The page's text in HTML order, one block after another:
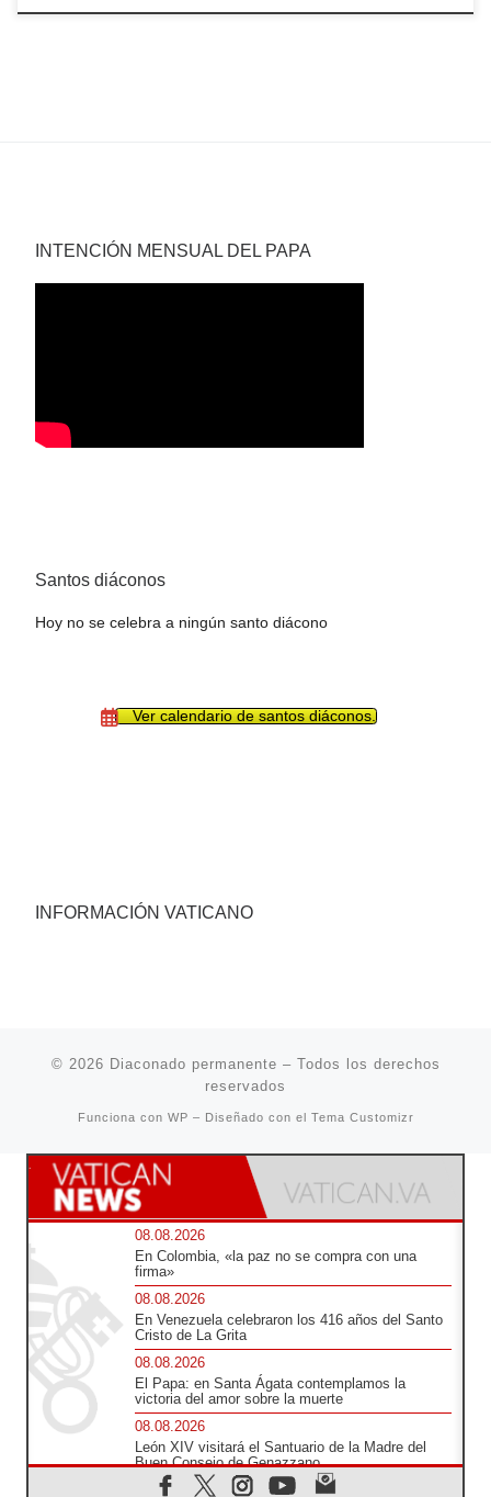
INTENCIÓN MENSUAL DEL PAPA
Santos diáconos
Hoy no se celebra a ningún santo diácono
Ver calendario de santos diáconos.
INFORMACIÓN VATICANO
© 2026 Diaconado permanente – Todos los derechos
reservados
Funciona con WP – Diseñado con el Tema Customizr
08.08.2026
En Colombia, «la paz no se compra con una
firma»
08.08.2026
En Venezuela celebraron los 416 años del Santo
Cristo de La Grita
08.08.2026
El Papa: en Santa Ágata contemplamos la
victoria del amor sobre la muerte
08.08.2026
León XIV visitará el Santuario de la Madre del
Buen Consejo de Genazzano
07.08.2026